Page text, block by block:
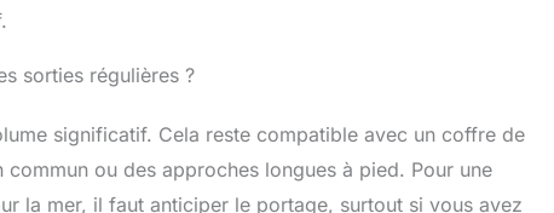
sorties régulières ?
significatif. Cela reste compatible avec un coffre de
ou des approches longues à pied. Pour une
la mer, il faut anticiper le portage, surtout si vous avez